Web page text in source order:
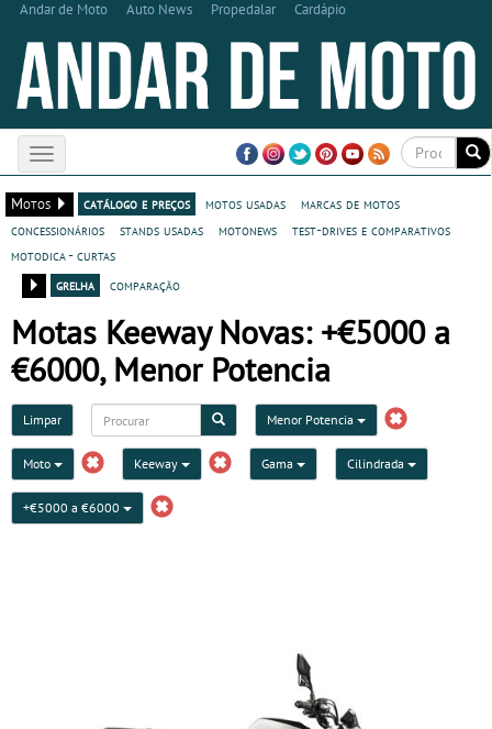
Andar de Moto Auto News Propedalar Cardápio
Toggle
navigation
Motos
catálogo e preços motos usadas
marcas de motos
concessionários
stands usadas motonews
test-drives e comparativos
motodica - curtas
grelha
comparação
Motas Keeway Novas: +€5000 a
€6000, Menor Potencia
Limpar Menor Potencia
Moto Keeway Gama Cilindrada
+€5000 a €6000